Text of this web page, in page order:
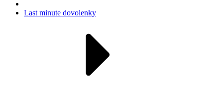
Last minute dovolenky